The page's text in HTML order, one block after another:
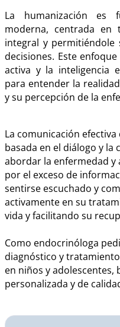
La humanización es
moderna, centrada
integral y
decisiones. Este
activa y la inteligencia
para entender la
y su percepción de la
La comunicación
basada en el diálogo y la
abordar la enfermedad y
por el exceso de
sentirse escuchado y
activamente en su
vida y facilitando su
Como endocrinóloga
diagnóstico y
en niños y
personalizada y de